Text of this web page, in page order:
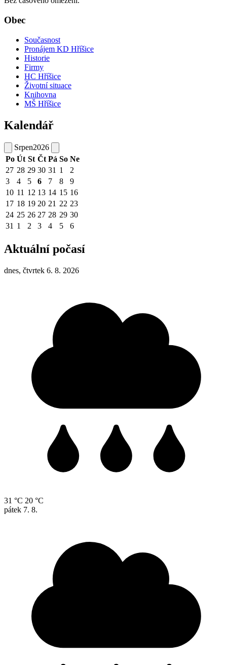
Obec
Současnost
Pronájem KD Hříšice
Historie
Firmy
HC Hříšice
Životní situace
Knihovna
MŠ Hříšice
Kalendář
Srpen2026
Po Út St Čt Pá So Ne
27 28 29 30 31 1
2
3
4 5 6 7 8
9
10 11 12 13 14 15 16
17 18 19 20 21 22 23
24 25 26 27 28 29 30
31 1 2 3 4 5 6
Aktuální počasí
dnes, čtvrtek 6. 8. 2026
31 °C 20 °C
pátek 7. 8.